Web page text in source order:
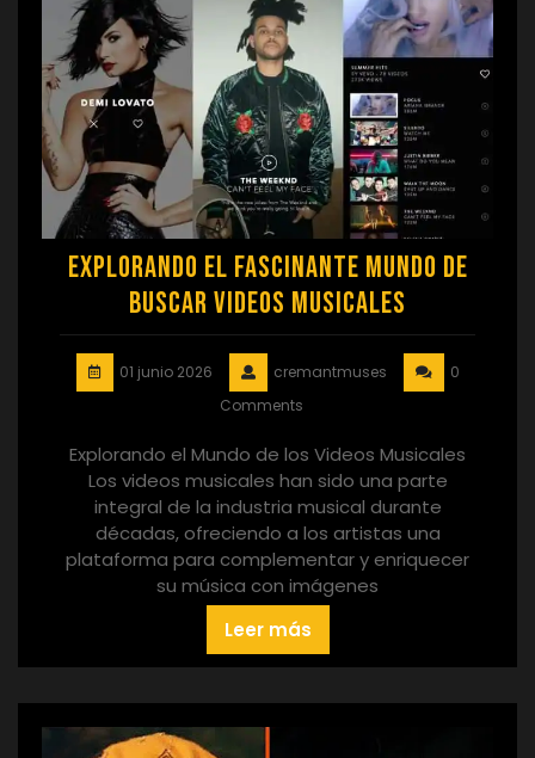
Explorando el Fascinante Mundo de
Buscar Videos Musicales
01 junio 2026 cremantmuses
0
Comments
Explorando el Mundo de los Videos Musicales
Los videos musicales han sido una parte
integral de la industria musical durante
décadas, ofreciendo a los artistas una
plataforma para complementar y enriquecer
su música con imágenes
Leer más